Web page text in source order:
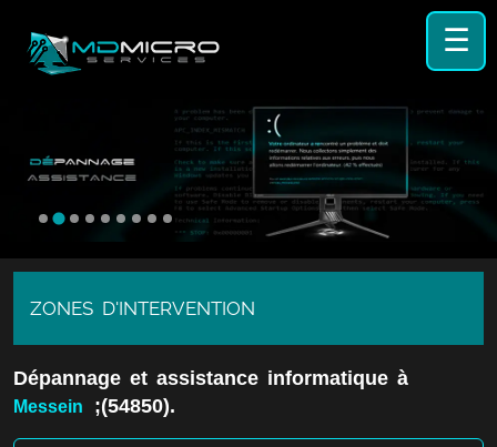
☰
ZONES D'INTERVENTION
Dépannage et assistance informatique à
Messein ;(54850).